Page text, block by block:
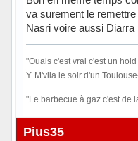
va surement le
Nasri voire aussi Diarra
"Ouais c'est vrai c'est un
Y. M'vila le soir d'un
"Le barbecue à gaz c'est de
Hors ligne
Pius35